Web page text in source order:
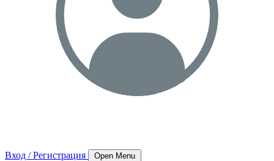
Вход / Регистрация Open Menu